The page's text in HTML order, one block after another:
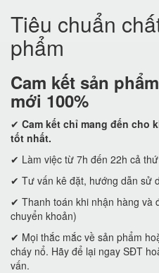
Tiêu chuẩn
phẩm
Cam kết sản
mới 100%
✔ Cam kết chỉ mang đến cho
tốt nhất.
✔ Làm việc từ 7h đến 22h cả
✔ Tư vấn kê đặt, hướng dẫn sử
✔ Thanh toán khi nhận hàng và
chuyển khoản)
✔ Mọi thắc mắc về sản phẩm
cháy nổ. Hãy để lại ngay SĐT
vấn.